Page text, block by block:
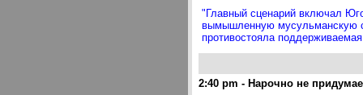
"Главный сценарий включал
вымышленную мусульманскую
противостояла
2:40 pm - Нарочно не